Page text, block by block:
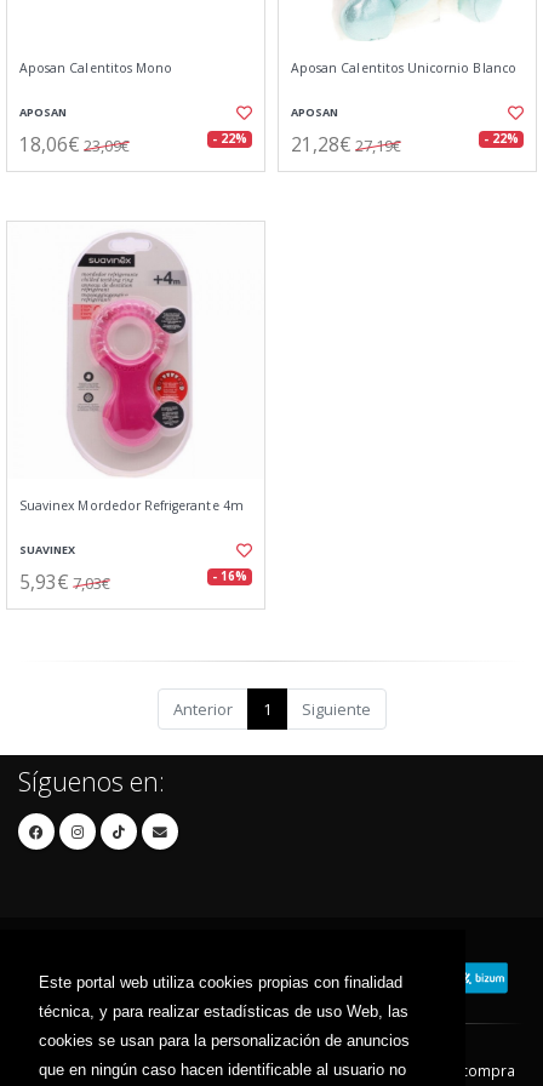
Este portal web utiliza cookies propias con finalidad
técnica, y para realizar estadísticas de uso Web, las
cookies se usan para la personalización de anuncios
que en ningún caso hacen identificable al usuario no
Aposan Calentitos Mono
APOSAN
18,06€ 23,09€ - 22%
Aposan Calentitos Unicornio Blanco
APOSAN
21,28€ 27,19€ - 22%
Suavinex Mordedor Refrigerante 4m
SUAVINEX
5,93€ 7,03€ - 16%
Anterior 1 Siguiente
Síguenos en:
Contacto Aviso Legal Condiciones de compra